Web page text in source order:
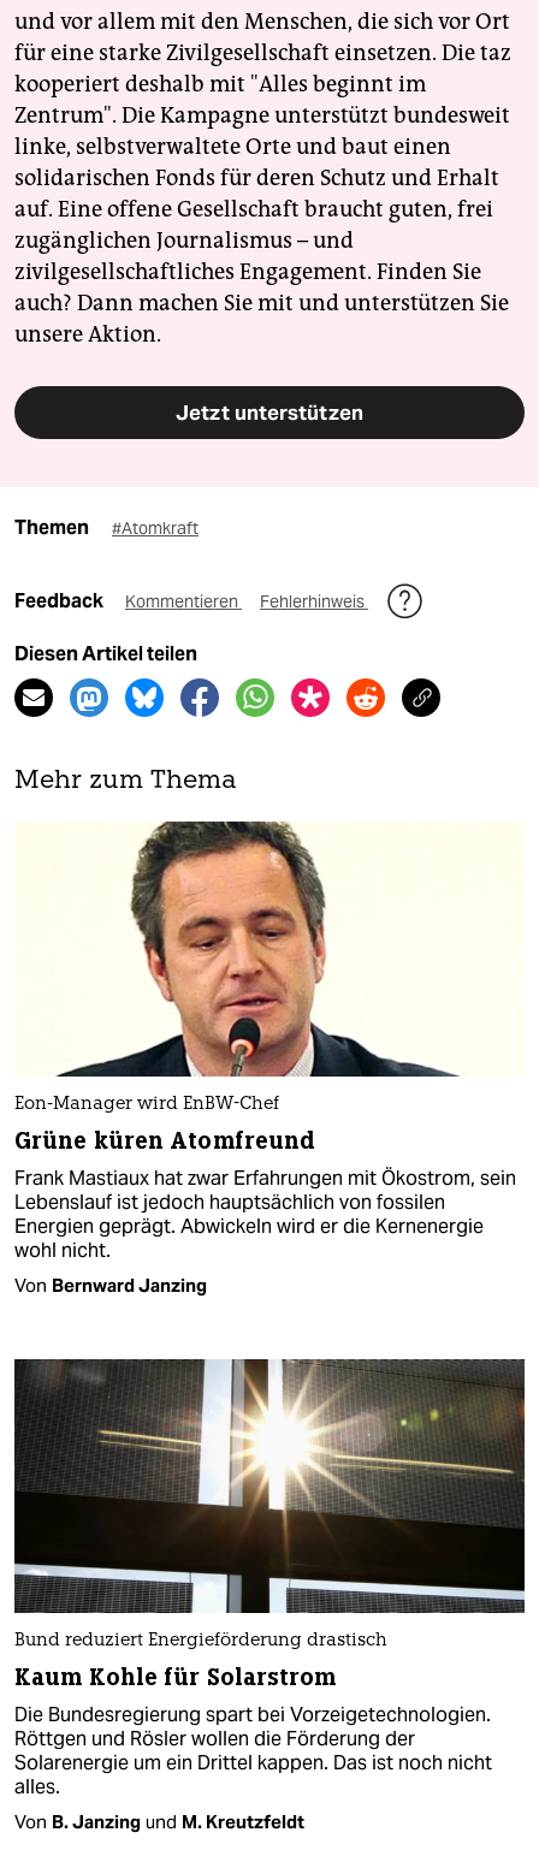
und vor allem mit den Menschen, die sich vor Ort
für eine starke Zivilgesellschaft einsetzen. Die taz
kooperiert deshalb mit "Alles beginnt im
Zentrum". Die Kampagne unterstützt bundesweit
linke, selbstverwaltete Orte und baut einen
solidarischen Fonds für deren Schutz und Erhalt
auf. Eine offene Gesellschaft braucht guten, frei
zugänglichen Journalismus – und
zivilgesellschaftliches Engagement. Finden Sie
auch? Dann machen Sie mit und unterstützen Sie
unsere Aktion.
Jetzt unterstützen
Themen #Atomkraft
Feedback Kommentieren Fehlerhinweis
Diesen Artikel teilen
Mehr zum Thema
Eon-Manager wird EnBW-Chef
Grüne küren Atomfreund
Frank Mastiaux hat zwar Erfahrungen mit Ökostrom, sein
Lebenslauf ist jedoch hauptsächlich von fossilen
Energien geprägt. Abwickeln wird er die Kernenergie
wohl nicht.
Von Bernward Janzing
Bund reduziert Energieförderung drastisch
Kaum Kohle für Solarstrom
Die Bundesregierung spart bei Vorzeigetechnologien.
Röttgen und Rösler wollen die Förderung der
Solarenergie um ein Drittel kappen. Das ist noch nicht
alles.
Von B. Janzing und M. Kreutzfeldt